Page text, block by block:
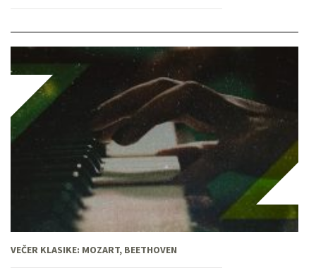
VEČER KLASIKE: MOZART, BEETHOVEN